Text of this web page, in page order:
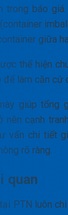
trong báo
giữa
thể hiện
làm căn cứ
giúp tổng
nên cạnh
vấn chi tiết
rõ ràng.
quan
PTN luôn